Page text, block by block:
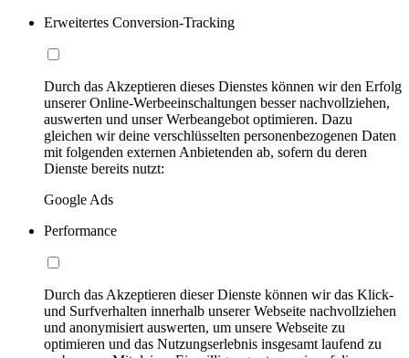
Erweitertes Conversion-Tracking
Durch das Akzeptieren dieses Dienstes können wir den Erfolg
unserer Online-Werbeeinschaltungen besser nachvollziehen,
auswerten und unser Werbeangebot optimieren. Dazu
gleichen wir deine verschlüsselten personenbezogenen Daten
mit folgenden externen Anbietenden ab, sofern du deren
Dienste bereits nutzt:
Google Ads
Performance
Durch das Akzeptieren dieser Dienste können wir das Klick-
und Surfverhalten innerhalb unserer Webseite nachvollziehen
und anonymisiert auswerten, um unsere Webseite zu
optimieren und das Nutzungserlebnis insgesamt laufend zu